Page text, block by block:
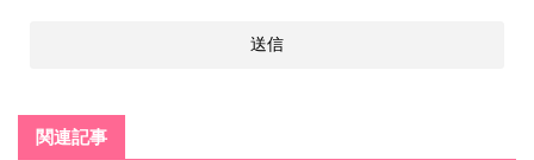
関連記事